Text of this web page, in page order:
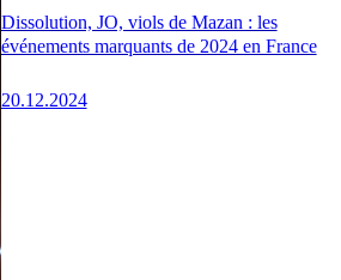
Dissolution, JO, viols de Mazan : les
événements marquants de 2024 en France
20.12.2024